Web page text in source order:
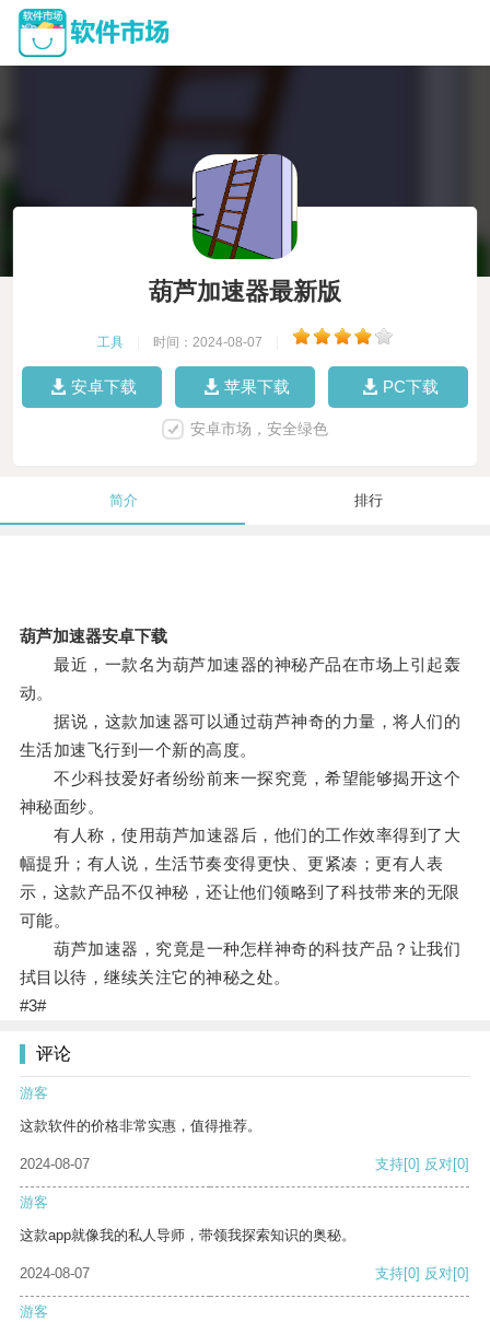
葫芦加速器最新版
工具 时间：2024-08-07
安卓下载 苹果下载 PC下载
安卓市场，安全绿色
简介 排行
葫芦加速器安卓下载
最近，一款名为葫芦加速器的神秘产品在市场上引起轰
动。
据说，这款加速器可以通过葫芦神奇的力量，将人们的
生活加速飞行到一个新的高度。
不少科技爱好者纷纷前来一探究竟，希望能够揭开这个
神秘面纱。
有人称，使用葫芦加速器后，他们的工作效率得到了大
幅提升；有人说，生活节奏变得更快、更紧凑；更有人表
示，这款产品不仅神秘，还让他们领略到了科技带来的无限
可能。
葫芦加速器，究竟是一种怎样神奇的科技产品？让我们
拭目以待，继续关注它的神秘之处。
#3#
评论
游客
这款软件的价格非常实惠，值得推荐。
2024-08-07 支持[0] 反对[0]
游客
这款app就像我的私人导师，带领我探索知识的奥秘。
2024-08-07 支持[0] 反对[0]
游客